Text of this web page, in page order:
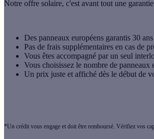
Notre offre solaire, c'est avant tout une
Des panneaux européens garantis 30 ans
Pas de frais supplémentaires en cas de
Vous êtes accompagné par un seul
Vous choisissez le nombre de
Un prix juste et affiché dès le début de
*Un crédit vous engage et doit être remboursé. Vérifiez vos